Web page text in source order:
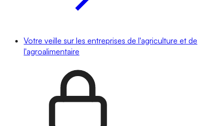
Votre veille sur les entreprises de l'agriculture et de
l'agroalimentaire